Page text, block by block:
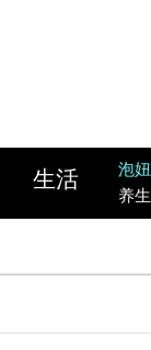
生活 泡妞
养生